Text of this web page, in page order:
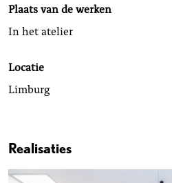
Plaats van de werken
In het atelier
Locatie
Limburg
Realisaties